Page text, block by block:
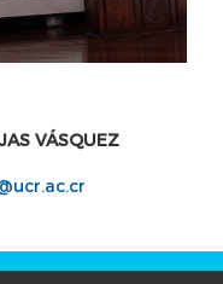
VÁSQUEZ